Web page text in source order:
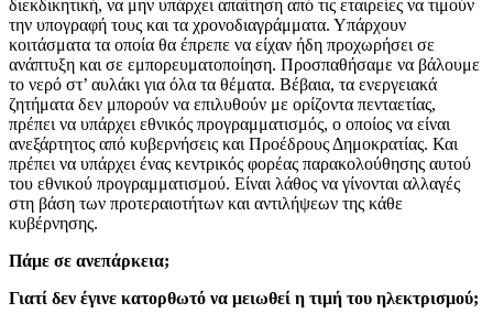
διεκδικητική, να μην υπάρχει απαίτηση από τις εταιρείες να τιμούν
την υπογραφή τους και τα χρονοδιαγράμματα. Υπάρχουν
κοιτάσματα τα οποία θα έπρεπε να είχαν ήδη προχωρήσει σε
ανάπτυξη και σε εμπορευματοποίηση. Προσπαθήσαμε να βάλουμε
το νερό στ’ αυλάκι για όλα τα θέματα. Βέβαια, τα ενεργειακά
ζητήματα δεν μπορούν να επιλυθούν με ορίζοντα πενταετίας,
πρέπει να υπάρχει εθνικός προγραμματισμός, ο οποίος να είναι
ανεξάρτητος από κυβερνήσεις και Προέδρους Δημοκρατίας. Και
πρέπει να υπάρχει ένας κεντρικός φορέας παρακολούθησης αυτού
του εθνικού προγραμματισμού. Είναι λάθος να γίνονται αλλαγές
στη βάση των προτεραιοτήτων και αντιλήψεων της κάθε
κυβέρνησης.
Πάμε σε ανεπάρκεια;
Γιατί δεν έγινε κατορθωτό να μειωθεί η τιμή του ηλεκτρισμού;